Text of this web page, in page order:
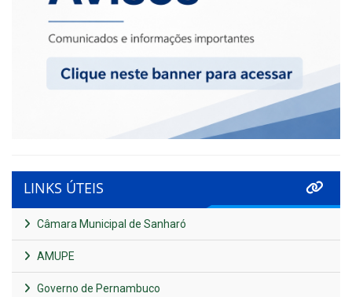
LINKS ÚTEIS
Câmara Municipal de Sanharó
AMUPE
Governo de Pernambuco